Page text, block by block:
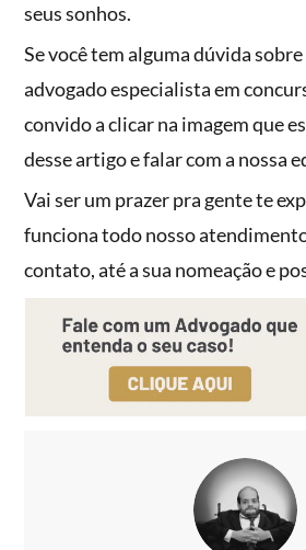
seus sonhos.
Se você tem alguma dúvida
advogado especialista em
convido a clicar na imagem que
desse artigo e falar com a nossa
Vai ser um prazer pra gente te
funciona todo nosso
contato, até a sua nomeação e